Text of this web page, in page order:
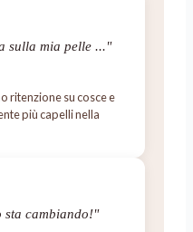
sulla mia pelle ..."
ritenzione su cosce e
più capelli nella
sta cambiando!"